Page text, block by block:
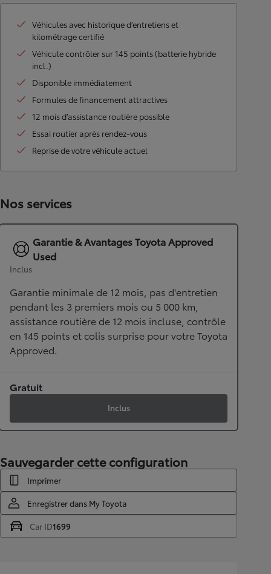
Véhicules avec historique d’entretiens et
kilométrage certifié
Véhicule contrôler sur 145 points (batterie hybride
incl.)
Disponible immédiatement
Formules de financement attractives
12 mois d’assistance routière possible
Essai routier après rendez-vous
Reprise de votre véhicule actuel
Nos services
Garantie & Avantages Toyota Approved
Used
Inclus
Garantie minimale de 12 mois, pas d'entretien
pendant les 3 premiers mois ou 5 000 km,
assistance routière de 12 mois incluse, contrôle
en 145 points et colis surprise pour votre Toyota
Approved.
Gratuit
Inclus
Sauvegarder cette configuration
Imprimer
Enregistrer dans My Toyota
Car ID1699